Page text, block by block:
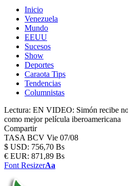
Inicio
Venezuela
Mundo
EEUU
Sucesos
Show
Deportes
Caraota Tips
Tendencias
Columnistas
Lectura: EN VIDEO: Simón recibe
como mejor película iberoamericana
Compartir
TASA BCV Vie 07/08
$ USD: 756,70 Bs
€ EUR: 871,89 Bs
Font ResizerAa